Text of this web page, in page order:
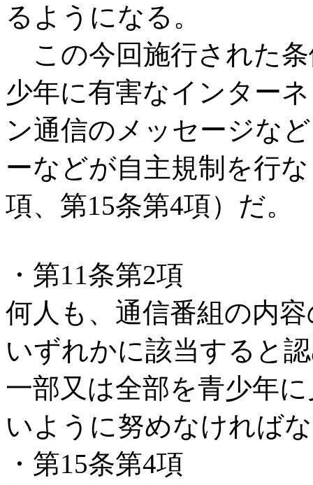
るようになる。
この今回施行された
少年に有害なインター
ン通信のメッセージな
ーなどが自主規制を行
項、第15条第4項）だ。
・第11条第2項
何人も、通信番組の内
いずれかに該当すると
一部又は全部を青少年
いように努めなければ
・第15条第4項